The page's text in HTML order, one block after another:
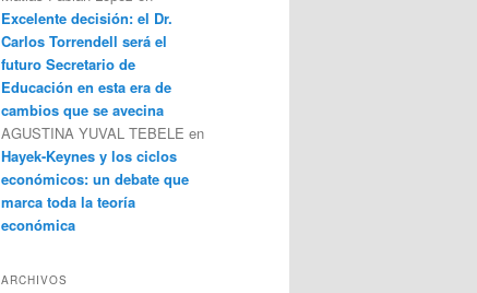
Excelente decisión: el Dr.
Carlos Torrendell será el
futuro Secretario de
Educación en esta era de
cambios que se avecina
AGUSTINA YUVAL TEBELE en
Hayek-Keynes y los ciclos
económicos: un debate que
marca toda la teoría
económica
ARCHIVOS